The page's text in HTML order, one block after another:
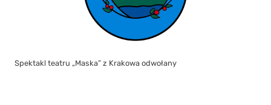
Spektakl teatru „Maska” z Krakowa odwołany